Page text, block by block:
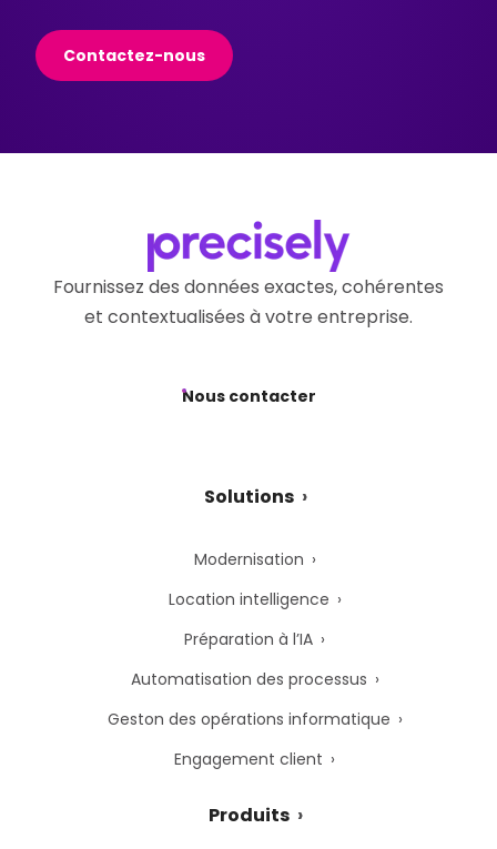
Contactez-nous
Fournissez des données exactes, cohérentes
et contextualisées à votre entreprise.
Nous contacter
Solutions
Modernisation
Location intelligence
Préparation à l’IA
Automatisation des processus
Geston des opérations informatique
Engagement client
Produits